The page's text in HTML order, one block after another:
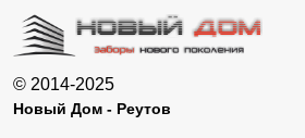
© 2014-2025
Новый Дом - Реутов